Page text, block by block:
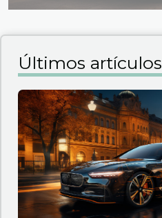
Últimos artículos